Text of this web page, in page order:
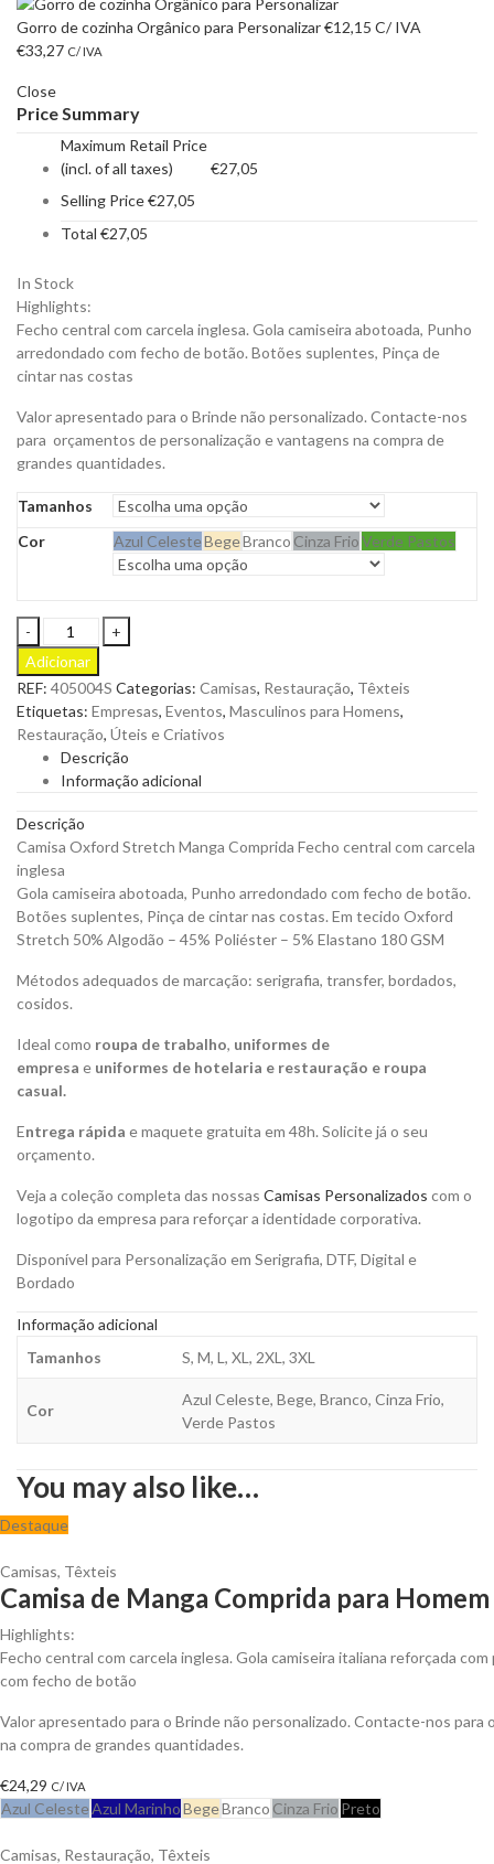
Gorro de cozinha Orgânico para Personalizar€12,15 C/ IVA
€33,27 C/ IVA
Close
Price Summary
Maximum Retail Price
(incl. of all taxes)
€27,05
Selling Price€27,05
Total €27,05
In Stock
Highlights:
Fecho central com carcela inglesa. Gola camiseira abotoada, Punho
arredondado com fecho de botão. Botões suplentes, Pinça de
cintar nas costas
Valor apresentado para o Brinde não personalizado. Contacte-nos
para orçamentos de personalização e vantagens na compra de
grandes quantidades.
Tamanhos
Cor
Azul CelesteBegeBranco Cinza FrioVerde Pastos
Camisa
Oxford
Stretch
Manga
Comprida
de
Homem
para
quantity
Adicionar
REF: 405004S Categorias: Camisas, Restauração, Têxteis
Etiquetas: Empresas, Eventos, Masculinos para Homens,
Restauração, Úteis e Criativos
Descrição
Informação adicional
Descrição
Camisa Oxford Stretch Manga Comprida Fecho central com carcela
inglesa
Gola camiseira abotoada, Punho arredondado com fecho de botão.
Botões suplentes, Pinça de cintar nas costas. Em tecido Oxford
Stretch 50% Algodão – 45% Poliéster – 5% Elastano 180 GSM
Métodos adequados de marcação: serigrafia, transfer, bordados,
cosidos.
Ideal como roupa de trabalho, uniformes de
empresa e uniformes de hotelaria e restauração e roupa
casual.
Entrega rápida e maquete gratuita em 48h. Solicite já o seu
orçamento.
Veja a coleção completa das nossas Camisas Personalizados com o
logotipo da empresa para reforçar a identidade corporativa.
Disponível para Personalização em Serigrafia, DTF, Digital e
Bordado
Informação adicional
Tamanhos
S, M, L, XL, 2XL, 3XL
Cor
Azul Celeste, Bege, Branco, Cinza Frio,
Verde Pastos
You may also like…
Destaque
Camisas, Têxteis
Camisa de Manga Comprida para
Highlights:
Fecho central com carcela inglesa. Gola camiseira italiana reforçada
com fecho de botão
Valor apresentado para o Brinde não personalizado. Contacte-nos
na compra de grandes quantidades.
€24,29 C/ IVA
Azul CelesteAzul MarinhoBegeBranco Cinza Frio Preto
Camisas, Restauração, Têxteis